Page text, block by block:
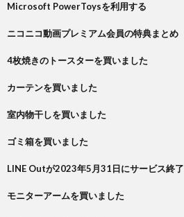
Microsoft PowerToysを利用する
ニコニコ動画プレミアム会員の特典まとめ
4枚焼きのトースターを買いました
カーテンを買いました
室内物干しを買いました
ゴミ箱を買いました
LINE Outが2023年5月31日にサービス終了
モニターアームを買いました